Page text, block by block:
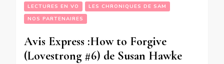
LECTURES EN VO
LES CHRONIQUES DE SAM
NOS PARTENAIRES
Avis Express :How to Forgive
(Lovestrong #6) de Susan Hawke